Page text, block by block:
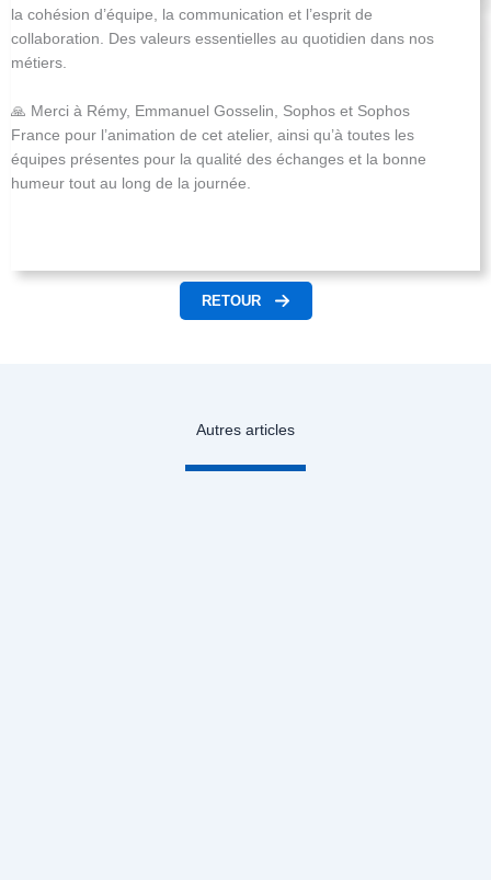
la cohésion d’équipe, la communication et l’esprit de
collaboration. Des valeurs essentielles au quotidien dans nos
métiers.
🙏 Merci à Rémy, Emmanuel Gosselin, Sophos et Sophos
France pour l’animation de cet atelier, ainsi qu’à toutes les
équipes présentes pour la qualité des échanges et la bonne
humeur tout au long de la journée.
RETOUR
Autres articles